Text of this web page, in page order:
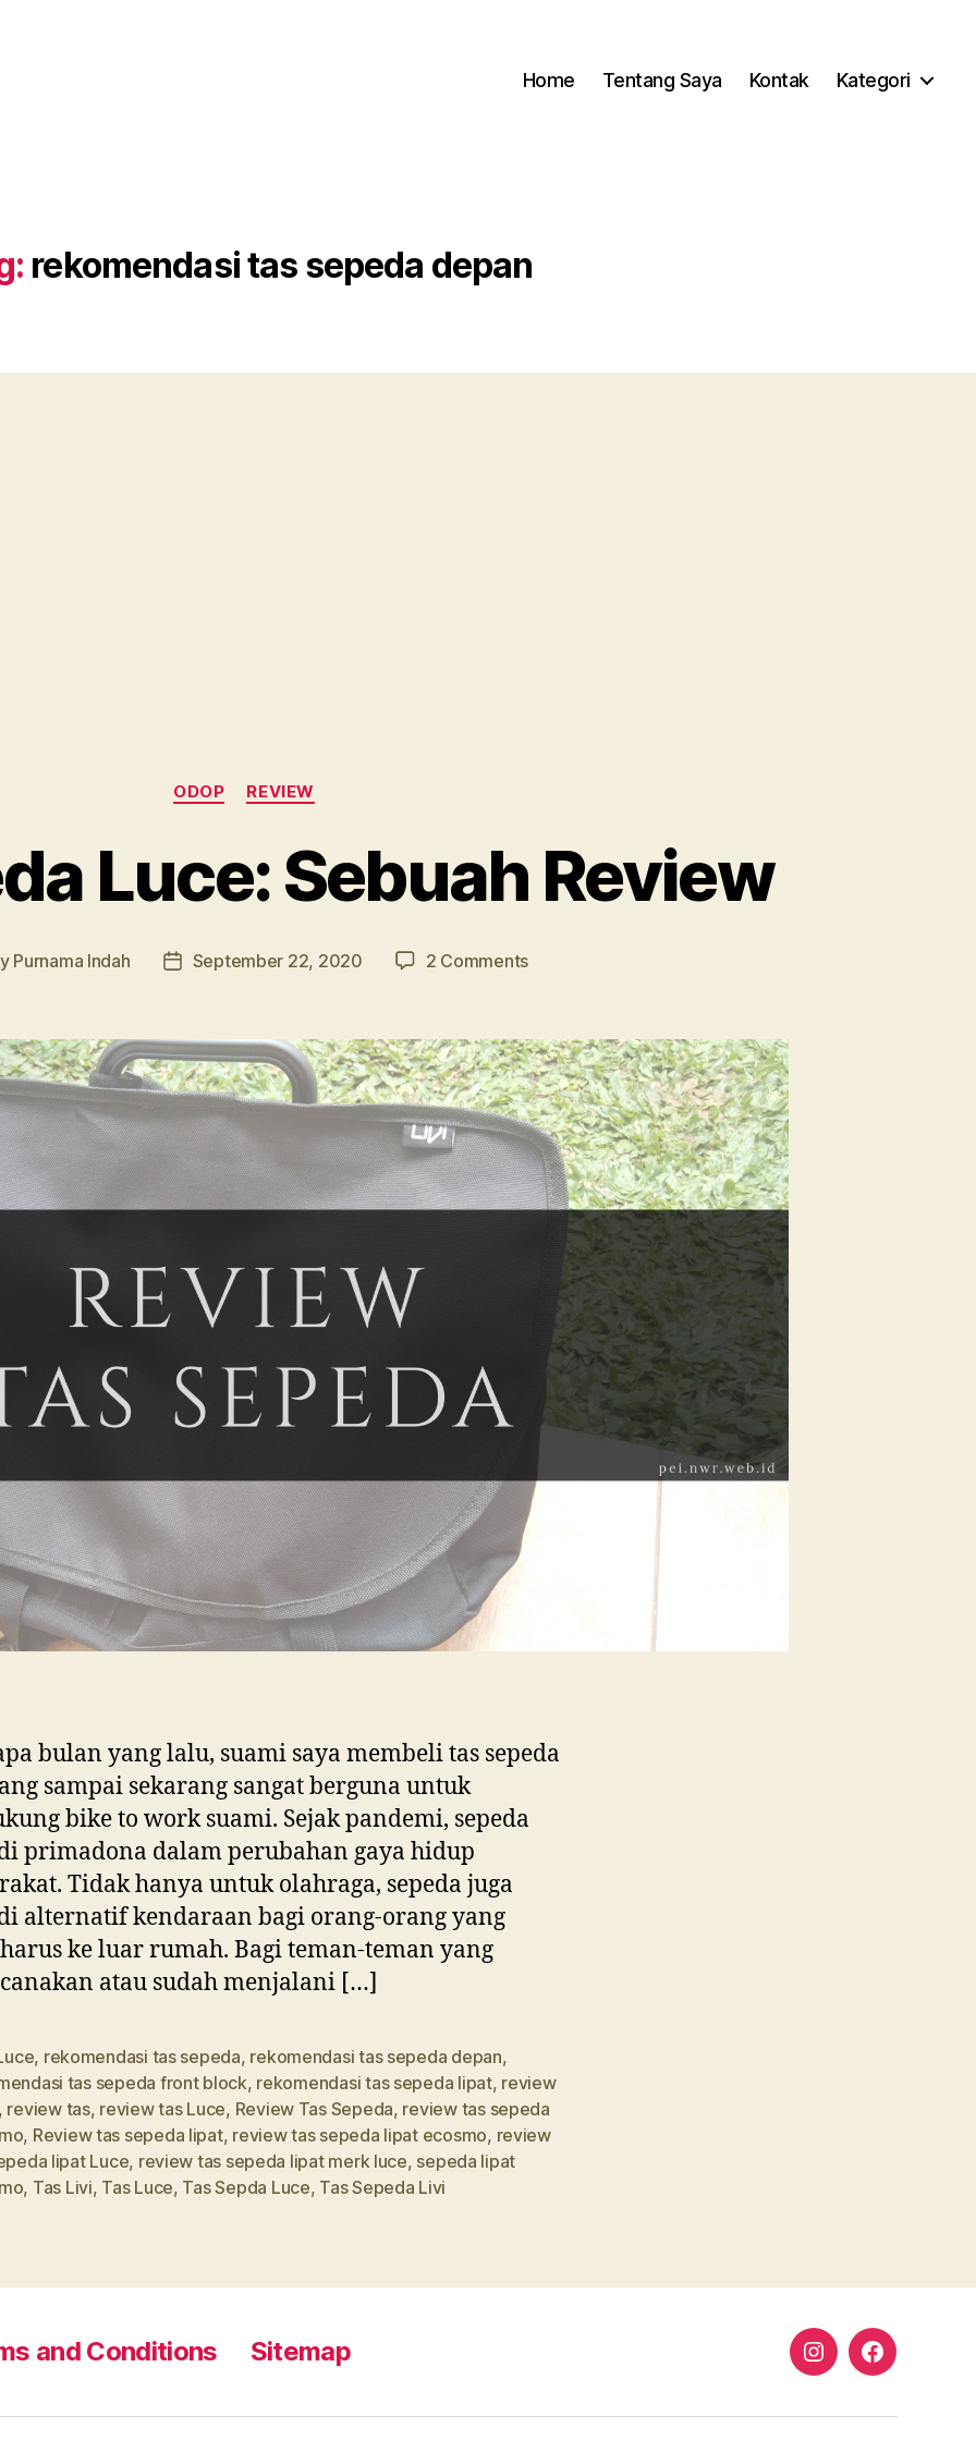
Home Tentang Saya Kontak Kategori
rekomendasi tas sepeda depan
Categories
ODOP REVIEW
Luce: Sebuah Review
Purnama Indah
PostSeptember 22, 2020 2 Commentson
Luce:
Sebuah
Review
bulan yang lalu, suami saya membeli tas sepeda
sampai sekarang sangat berguna untuk
bike to work suami. Sejak pandemi, sepeda
primadona dalam perubahan gaya hidup
Tidak hanya untuk olahraga, sepeda juga
alternatif kendaraan bagi orang-orang yang
ke luar rumah. Bagi teman-teman yang
atau sudah menjalani […]
, rekomendasi tas sepeda, rekomendasi tas sepeda depan,
tas sepeda front block, rekomendasi tas sepeda lipat, review
review tas, review tas Luce, Review Tas Sepeda, review tas sepeda
, Review tas sepeda lipat, review tas sepeda lipat ecosmo, review
lipat Luce, review tas sepeda lipat merk luce, sepeda lipat
, Tas Livi, Tas Luce, Tas Sepda Luce, Tas Sepeda Livi
and Conditions Sitemap InstagramFacebook